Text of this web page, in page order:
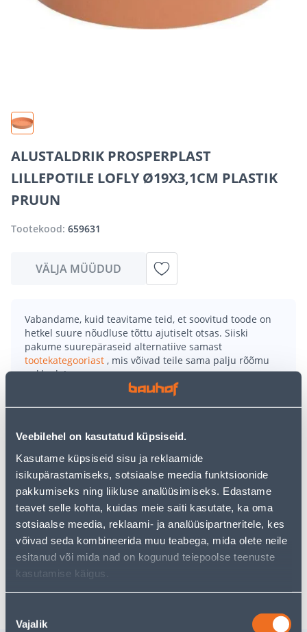
Veebilehel on kasutatud küpsiseid.
Kasutame küpsiseid sisu ja reklaamide
isikupärastamiseks, sotsiaalse meedia funktsioonide
pakkumiseks ning liikluse analüüsimiseks. Edastame
teavet selle kohta, kuidas meie saiti kasutate, ka oma
sotsiaalse meedia, reklaami- ja analüüsipartneritele, kes
võivad seda kombineerida muu teabega, mida olete neile
esitanud või mida nad on kogunud teiepoolse teenuste
kasutamise käigus.
valik
Vajalik
ALUSTALDRIK PROSPERPLAST
LILLEPOTILE LOFLY Ø19X3,1CM PLASTIK
PRUUN
Tootekood: 659631
VÄLJA MÜÜDUD
Vabandame, kuid teavitame teid, et soovitud toode on
hetkel suure nõudluse tõttu ajutiselt otsas. Siiski
pakume suurepäraseid alternatiive samast
tootekategooriast , mis võivad teile sama palju rõõmu
pakkuda!
Teie ostlemisrõõm ei pea aga siin lõppema - oma
uurimistööd saate jätkata, naastes
• Plastikust alustaldrik pruuni värvusega ja
mõõtmetega Ø 19 x 3,1 cm.
• Kasutamiseks nii sise- kui välistingimustes.
• Külmakindel ja peab vastu UV-kiirgusele.
• 14-päevane tagastusõigus.
Tarne pole võimalik